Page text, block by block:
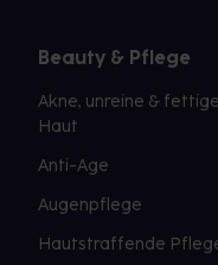
Beauty & Pflege
Akne, unreine & fettige
Haut
Anti-Age
Augenpflege
Hautstraffende